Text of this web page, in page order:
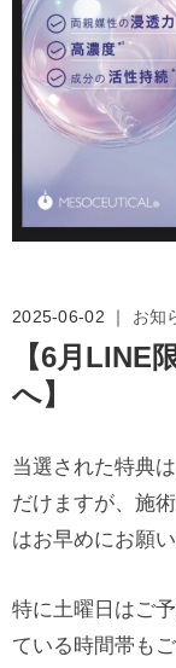
2025-06-02 ｜ お知
【6月LINE
へ】
当選された特典
だけますが、施
はお早めにお願
特に土曜日はご
ている時間帯もご